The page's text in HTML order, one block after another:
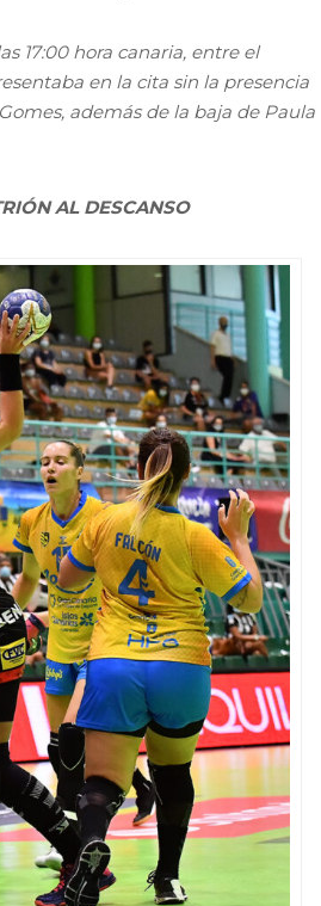
17:00 hora canaria, entre el
en la cita sin la presencia
además de la baja de Paula
AL DESCANSO